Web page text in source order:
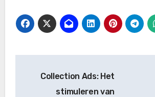
navigation
Collection Ads: Het
stimuleren van